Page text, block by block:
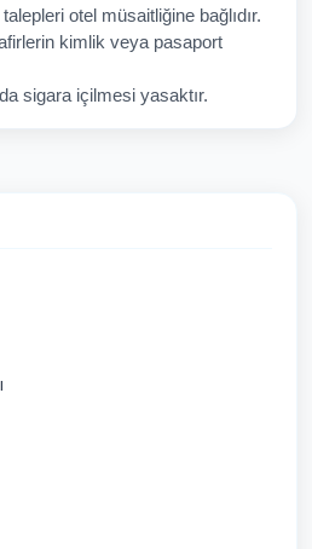
İptal Gönder
otel müsaitliğine bağlıdır.
kimlik veya pasaport
sigara içilmesi yasaktır.